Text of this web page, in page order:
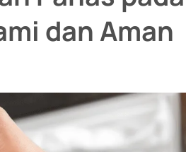
dan Aman